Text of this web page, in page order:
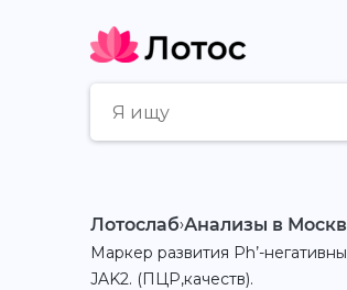
Лотослаб›Анализы в
Маркер развития Ph’-
JAK2. (ПЦР,качеств).